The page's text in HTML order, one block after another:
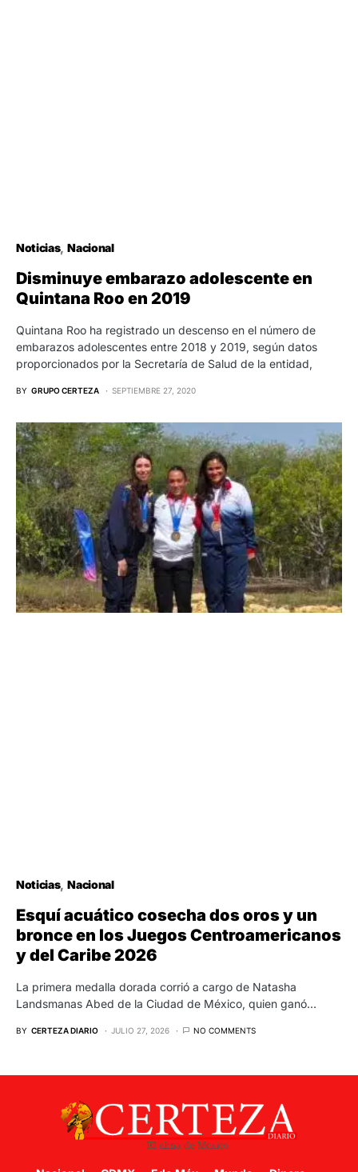
Noticias Nacional
Disminuye embarazo adolescente en
Quintana Roo en 2019
Quintana Roo ha registrado un descenso en el número de
embarazos adolescentes entre 2018 y 2019, según datos
proporcionados por la Secretaría de Salud de la entidad,
BY GRUPO CERTEZA SEPTIEMBRE 27, 2020
Noticias Nacional
Esquí acuático cosecha dos oros y un
bronce en los Juegos Centroamericanos
y del Caribe 2026
La primera medalla dorada corrió a cargo de Natasha
Landsmanas Abed de la Ciudad de México, quien ganó…
BY CERTEZA DIARIO JULIO 27, 2026 NO COMMENTS